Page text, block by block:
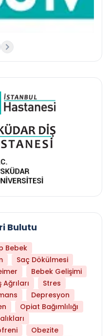
Bulutu
Bebek
Saç Dökülmesi
Bebek Gelişimi
Ağrıları
Stres
Depresyon
Opiat Bağımlılığı
Obezite